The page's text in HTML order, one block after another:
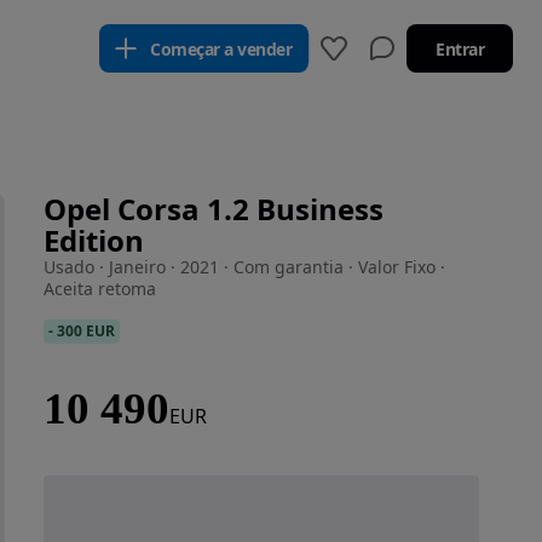
Começar a vender Entrar
Opel Corsa 1.2 Business
Edition
Usado · Janeiro · 2021 · Com garantia · Valor Fixo ·
Aceita retoma
-300 EUR
10 490EUR